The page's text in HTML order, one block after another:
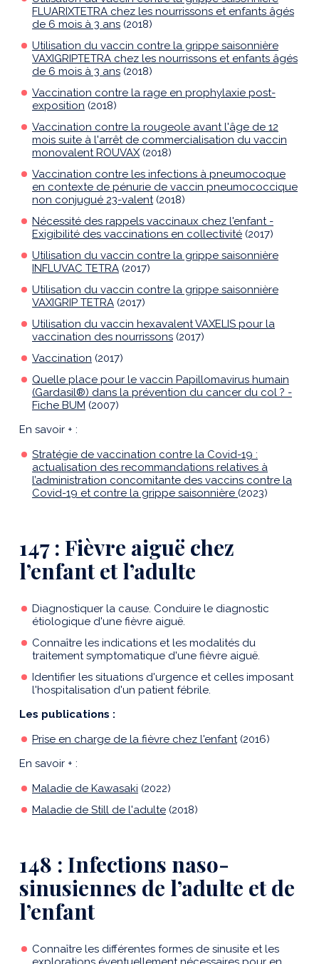
FLUARIXTETRA chez les nourrissons et enfants âgés
de 6 mois à 3 ans (2018)
Utilisation du vaccin contre la grippe saisonnière
VAXIGRIPTETRA chez les nourrissons et enfants âgés
de 6 mois à 3 ans (2018)
Vaccination contre la rage en prophylaxie post-
exposition (2018)
Vaccination contre la rougeole avant l'âge de 12
mois suite à l'arrêt de commercialisation du vaccin
monovalent ROUVAX(2018)
Vaccination contre les infections à pneumocoque
en contexte de pénurie de vaccin pneumococcique
non conjugué 23-valent(2018)
Nécessité des rappels vaccinaux chez l'enfant -
Exigibilité des vaccinations en collectivité (2017)
Utilisation du vaccin contre la grippe saisonnière
INFLUVAC TETRA (2017)
Utilisation du vaccin contre la grippe saisonnière
VAXIGRIP TETRA (2017)
Utilisation du vaccin hexavalent VAXELIS pour la
vaccination des nourrissons (2017)
Vaccination (2017)
Quelle place pour le vaccin Papillomavirus humain
(Gardasil®) dans la prévention du cancer du col ? -
Fiche BUM (2007)
En savoir + :
Stratégie de vaccination contre la Covid-19 :
actualisation des recommandations relatives à
l’administration concomitante des vaccins contre la
Covid-19 et contre la grippe saisonnière (2023)
147 : Fièvre aiguë chez
l’enfant et l’adulte
Diagnostiquer la cause. Conduire le diagnostic
étiologique d'une fièvre aiguë.
Connaître les indications et les modalités du
traitement symptomatique d'une fièvre aiguë.
Identifier les situations d'urgence et celles imposant
l'hospitalisation d'un patient fébrile.
Les publications :
Prise en charge de la fièvre chez l'enfant(2016)
En savoir + :
Maladie de Kawasaki (2022)
Maladie de Still de l'adulte (2018)
148 : Infections naso-
sinusiennes de l’adulte et de
l’enfant
Connaître les différentes formes de sinusite et les